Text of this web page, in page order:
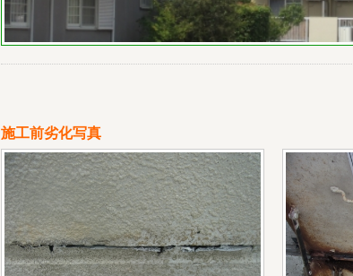
施工前劣化写真